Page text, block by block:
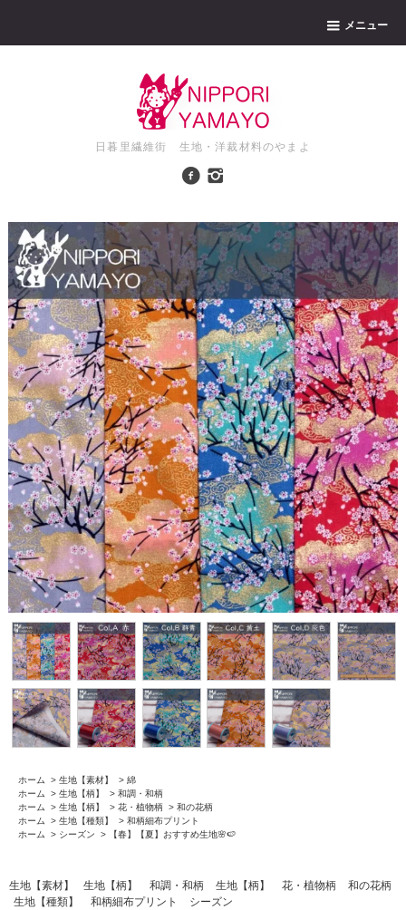
メニュー
日暮里繊維街 生地・洋裁材料のやまよ
ホーム > 生地【素材】 > 綿
ホーム
> 生地【柄】 > 和調・和柄
ホーム
> 生地【柄】 > 花・植物柄 > 和の花柄
ホーム
> 生地【種類】 > 和柄細布プリント
ホーム
> シーズン > 【春】【夏】おすすめ生地🌸🍉
生地【素材】 生地【柄】 和調・和柄 生地【柄】 花・植物柄
和の花柄
生地【種類】
和柄細布プリント
シーズン